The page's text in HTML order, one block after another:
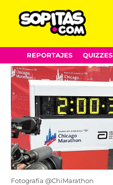
Skip
to
content
REPORTAJES QUIZZES
Fotografía @ChiMarathon